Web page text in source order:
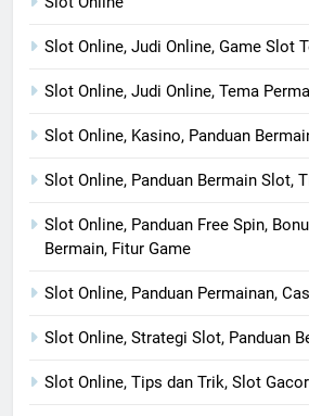
Slot Online, Judi Online, Game Slot
Slot Online, Judi Online, Tema
Slot Online, Kasino, Panduan
Slot Online, Panduan Bermain Slot,
Slot Online, Panduan Free Spin,
Bermain, Fitur Game
Slot Online, Panduan Permainan,
Slot Online, Strategi Slot, Panduan
Slot Online, Tips dan Trik, Slot Gacor